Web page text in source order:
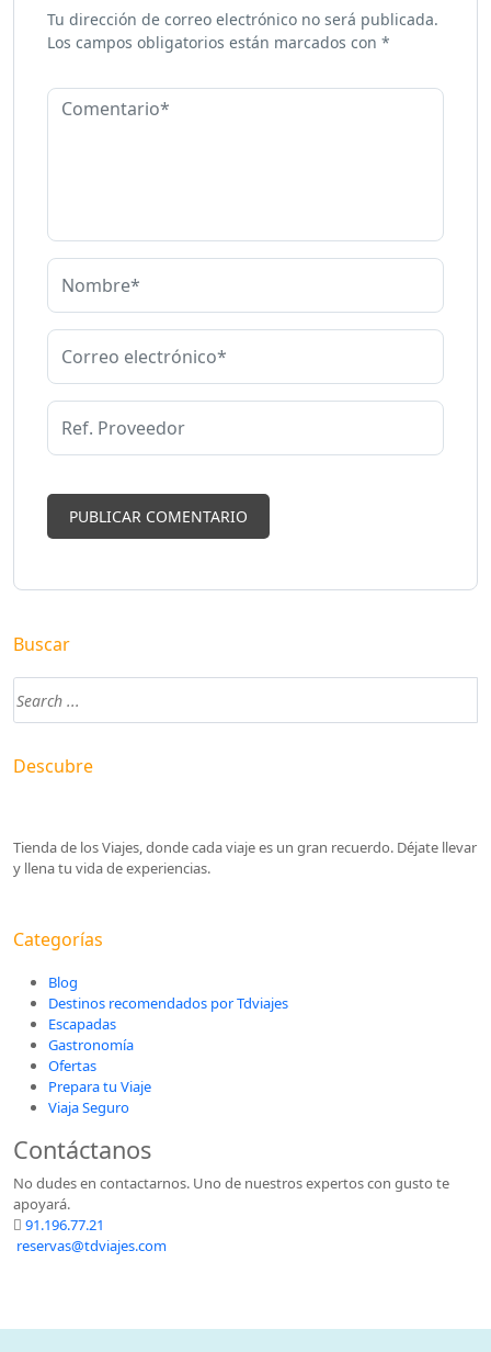
Tu dirección de correo electrónico no será publicada.
Los campos obligatorios están marcados con *
Buscar
Descubre
Tienda de los Viajes, donde cada viaje es un gran recuerdo. Déjate llevar
y llena tu vida de experiencias.
Categorías
Blog
Destinos recomendados por Tdviajes
Escapadas
Gastronomía
Ofertas
Prepara tu Viaje
Viaja Seguro
Contáctanos
No dudes en contactarnos. Uno de nuestros expertos con gusto te
apoyará.
91.196.77.21
reservas@tdviajes.com